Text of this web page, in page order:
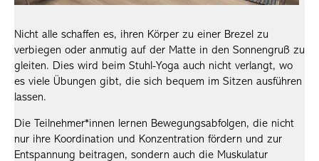
Nicht alle schaffen es, ihren Körper zu einer Brezel zu
verbiegen oder anmutig auf der Matte in den Sonnengruß zu
gleiten. Dies wird beim Stuhl-Yoga auch nicht verlangt, wo
es viele Übungen gibt, die sich bequem im Sitzen ausführen
lassen.
Die Teilnehmer*innen lernen Bewegungsabfolgen, die nicht
nur ihre Koordination und Konzentration fördern und zur
Entspannung beitragen, sondern auch die Muskulatur